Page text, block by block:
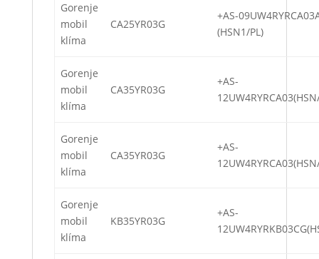
Gorenje
mobil
klíma
CA25YR03G
+AS-
(HSN1/PL)
Gorenje
mobil
klíma
CA35YR03G
+AS-
Gorenje
mobil
klíma
CA35YR03G
+AS-
Gorenje
mobil
klíma
KB35YR03G
+AS-